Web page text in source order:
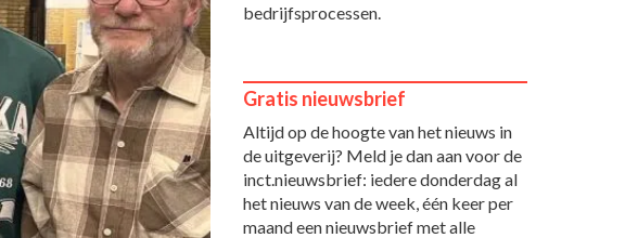
bedrijfsprocessen.
Gratis nieuwsbrief
Altijd op de hoogte van het nieuws in
de uitgeverij? Meld je dan aan voor de
inct.nieuwsbrief: iedere donderdag al
het nieuws van de week, één keer per
maand een nieuwsbrief met alle